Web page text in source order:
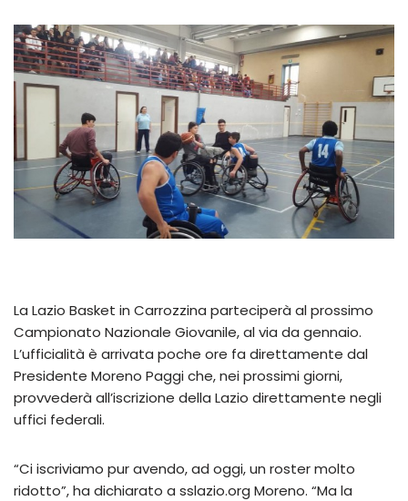
La Lazio Basket in Carrozzina parteciperà al prossimo
Campionato Nazionale Giovanile, al via da gennaio.
L’ufficialità è arrivata poche ore fa direttamente dal
Presidente Moreno Paggi che, nei prossimi giorni,
provvederà all’iscrizione della Lazio direttamente negli
uffici federali.
“Ci iscriviamo pur avendo, ad oggi, un roster molto
ridotto”, ha dichiarato a sslazio.org Moreno. “Ma la